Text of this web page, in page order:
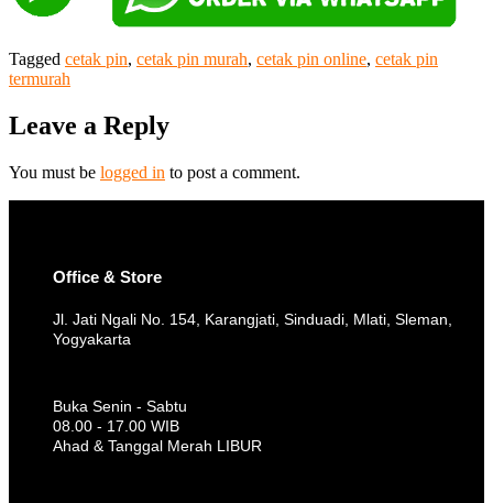
Tagged cetak pin, cetak pin murah, cetak pin online, cetak pin
termurah
Leave a Reply
You must be logged in to post a comment.
Office & Store
Jl. Jati Ngali No. 154, Karangjati, Sinduadi, Mlati, Sleman,
Yogyakarta
Buka Senin - Sabtu
08.00 - 17.00 WIB
Ahad & Tanggal Merah LIBUR